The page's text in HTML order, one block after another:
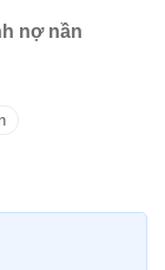
nợ nần